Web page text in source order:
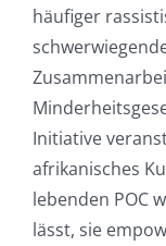
häufiger
Initiative
afrikanisches
lebenden POC
lässt, sie